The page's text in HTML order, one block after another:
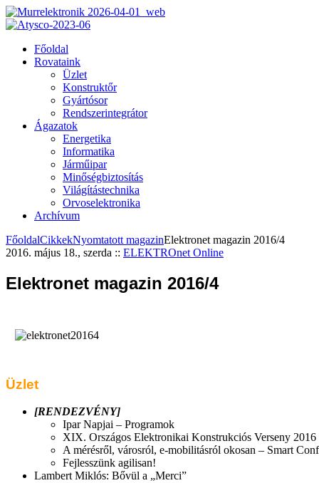
Főoldal
Rovataink
Üzlet
Konstruktőr
Gyártósor
Rendszerintegrátor
Ágazatok
Energetika
Informatika
Járműipar
Minőségbiztosítás
Világítástechnika
Orvoselektronika
Archívum
FőoldalCikkekNyomtatott magazinElektronet magazin 2016/4
2016. május 18., szerda :: ELEKTROnet Online
Elektronet magazin 2016/4
Üzlet
[RENDEZVÉNY]
Ipar Napjai – Programok
XIX. Országos Elektronikai Konstrukciós Verseny 2016
A mérésről, városról, e-mobilitásról okosan – Smart
Fejlesszünk agilisan!
Lambert Miklós: Bővül a „Merci”